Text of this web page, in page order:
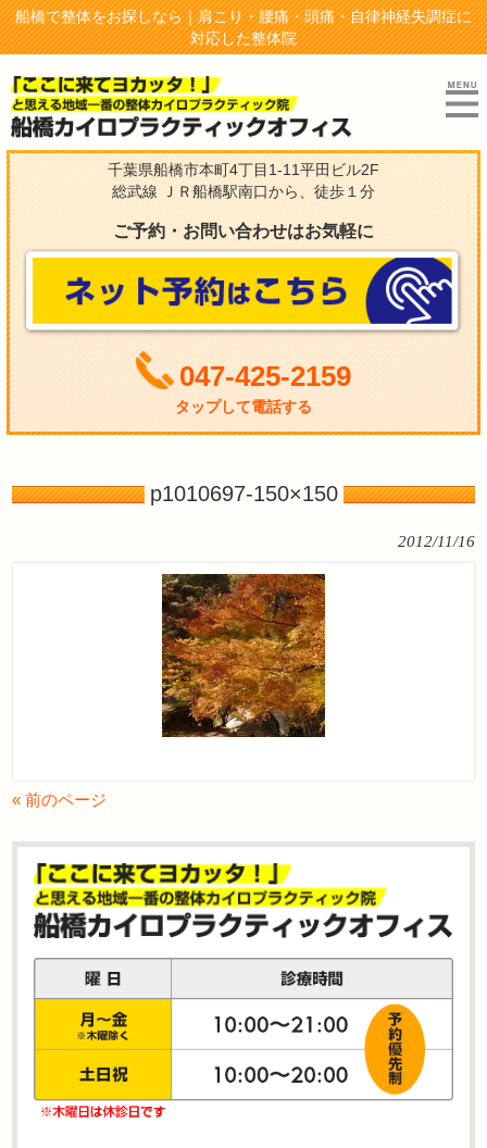
船橋で整体をお探しなら｜肩こり・腰痛・頭痛・自律神経失調症に
対応した整体院
千葉県船橋市本町4丁目1-11平田ビル2F
総武線 ＪＲ船橋駅南口から、徒歩１分
ご予約・お問い合わせはお気軽に
047-425-2159
タップして電話する
p1010697-150×150
2012/11/16
« 前のページ